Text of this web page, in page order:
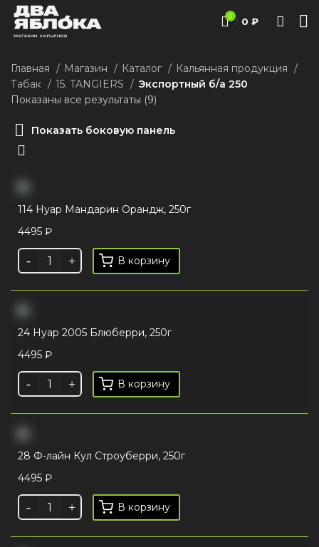
0 / 0 ₽
Главная Магазин Каталог
Кальянная продукция
Табак
15. TANGIERS
Экспортный б/а 250
Показаны все результаты (9)
Показать боковую панель
114 Нуар Мандарин Орандж, 250г
4495 ₽
В корзину
24 Нуар 2005 Блюберри, 250г
4495 ₽
В корзину
28 Ф-лайн Кул Строуберри, 250г
4495 ₽
В корзину